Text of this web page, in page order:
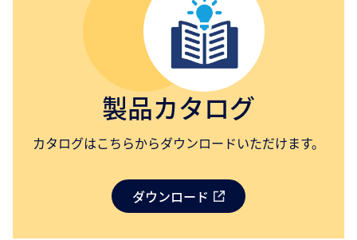
製品カタログ
カタログはこちらからダウンロードいただけます。
ダウンロード